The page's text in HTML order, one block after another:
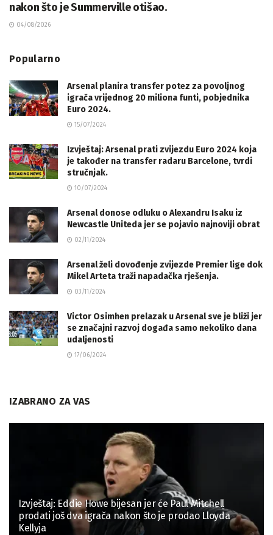
nakon što je Summerville otišao.
04/08/2026
Popularno
Arsenal planira transfer potez za povoljnog
igrača vrijednog 20 miliona funti, pobjednika
Euro 2024.
15/07/2024
Izvještaj: Arsenal prati zvijezdu Euro 2024 koja
je također na transfer radaru Barcelone, tvrdi
stručnjak.
10/07/2024
Arsenal donose odluku o Alexandru Isaku iz
Newcastle Uniteda jer se pojavio najnoviji obrat
02/11/2024
Arsenal želi dovođenje zvijezde Premier lige dok
Mikel Arteta traži napadačka rješenja.
03/11/2024
Victor Osimhen prelazak u Arsenal sve je bliži jer
se značajni razvoj događa samo nekoliko dana
udaljenosti
17/06/2024
IZABRANO ZA VAS
Izvještaj: Eddie Howe bijesan jer će Paul Mitchell
prodati još dva igrača nakon što je prodao Lloyda
Kellyja